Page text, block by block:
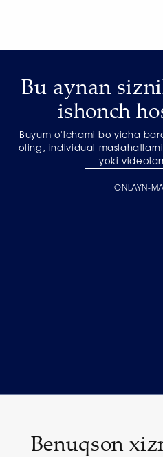
Bu aynan
ishonch
Buyum o'lchami bo'yicha
oling, individual
yoki
ONLAYN-
Benuqson